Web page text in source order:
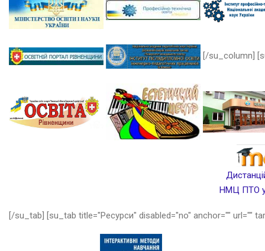
[/su_column]
НМЦ ПТО у
[/su_tab] [su_tab title="Ресурси" disabled="no" anchor="" url=""